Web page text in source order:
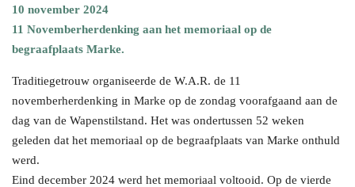
10 november 2024
11 Novemberherdenking aan het memoriaal op de
begraafplaats Marke.
Traditiegetrouw organiseerde de W.A.R. de 11
novemberherdenking in Marke op de zondag voorafgaand aan de
dag van de Wapenstilstand. Het was ondertussen 52 weken
geleden dat het memoriaal op de begraafplaats van Marke onthuld
werd.
Eind december 2024 werd het memoriaal voltooid. Op de vierde